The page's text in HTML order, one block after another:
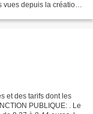
vues depuis la création
et des tarifs dont les
PUBLIQUE: . Le